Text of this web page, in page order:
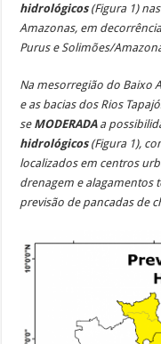
hidrológicos(Figura 1)
Amazonas, em
Purus e Solimões/
Na mesorregião do Baixo
e as bacias dos Rios
se MODERADAa
hidrológicos(Figura 1),
localizados em centros
drenagem e alagamentos
previsão de pancadas de